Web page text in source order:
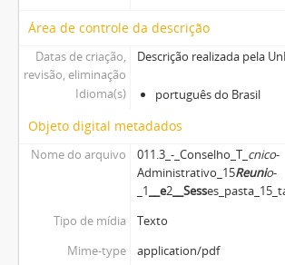
Área de controle da descrição
Datas de criação,
revisão, eliminação
Descrição realizada pela
Idioma(s) português do Brasil
Objeto digital metadados
Nome do arquivo 011.3_-_Conselho_T_ cnico-
Administrativo_15Reunio-
_1 __e2__Sess
Tipo de mídia
Texto
Mime-type
application/pdf